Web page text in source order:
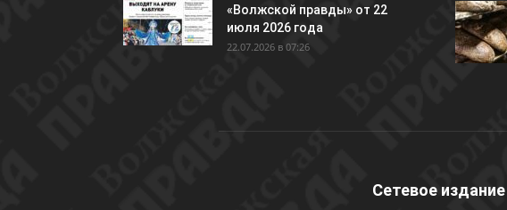
«Волжской правды» от 22
июля 2026 года
22.07.2026 в 07:26
Сетевое